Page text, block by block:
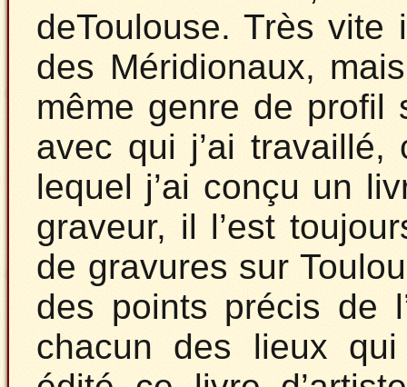
deToulouse. Très
des Méridionaux,
même genre de profil
avec qui j’ai travaillé,
lequel j’ai conçu un
graveur, il l’est
de gravures sur
des points précis de
chacun des lieux